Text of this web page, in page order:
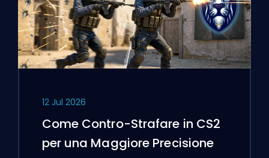
12 Jul 2026
Come Contro-Strafare in CS2
per una Maggiore Precisione